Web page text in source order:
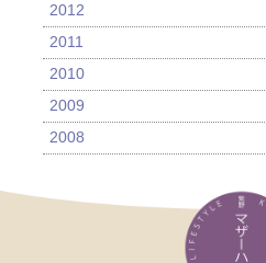
2012
2011
2010
2009
2008